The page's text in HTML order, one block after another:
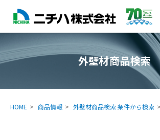
外壁材商品検索
HOME 商品情報 外壁材商品検索 条件から検索